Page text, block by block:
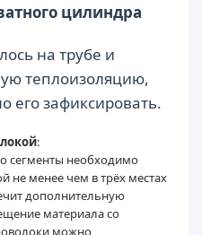
цилиндра
на трубе и
теплоизоляцию,
его зафиксировать.
:
сегменты необходимо
не менее чем в трёх местах
дополнительную
материала со
можно